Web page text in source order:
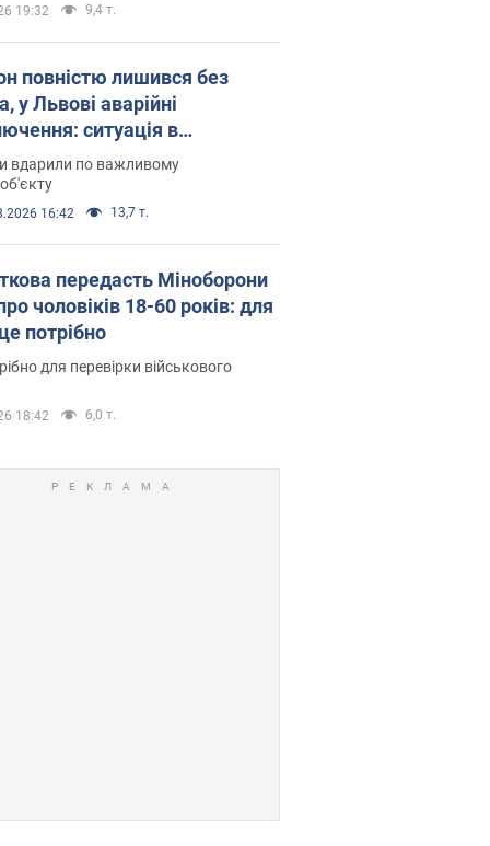
19:32 9,4 т.
повністю лишився без
у Львові аварійні
ситуація в
6 серпня
вдарили по важливому
16:42 13,7 т.
передасть Міноборони
чоловіків 18-60 років: для
потрібно
для перевірки військового
18:42 6,0 т.